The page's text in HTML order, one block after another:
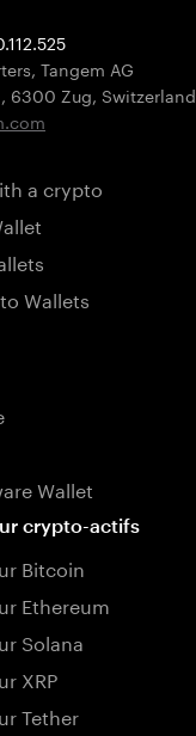
Tangem AG
, 6300 Zug, Switzerland
a crypto
Wallets
Wallet
crypto-actifs
Bitcoin
Ethereum
Solana
XRP
Tether